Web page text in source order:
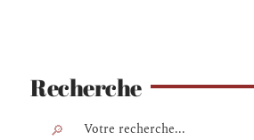
Recherche